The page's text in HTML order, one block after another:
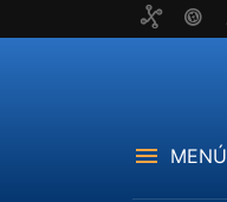
MENÚ